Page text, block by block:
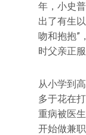
年，小史
出了有生
吻和抱抱”
时父亲正
从小学到
多于花在
重病被医
开始做兼